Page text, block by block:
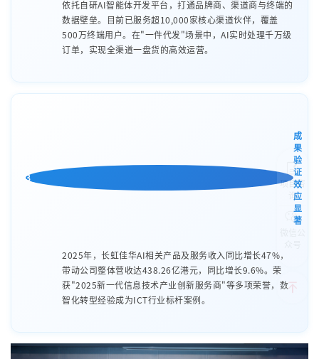
依托自研AI智能体开发平台，打通品牌商、渠道商与终端的
数据壁垒。目前已服务超10,000家核心渠道伙伴，覆盖
500万终端用户。在"一件代发"场景中，AI实时处理千万级
订单，实现全渠道一盘货的高效运营。
3
成
果
验
证
效
应
显
著
2025年，长虹佳华AI相关产品及服务收入同比增长47%，
带动公司整体营收达438.26亿港元，同比增长9.6%。荣
获"2025新一代信息技术产业创新服务商"等多项荣誉，数
智化转型经验成为ICT行业标杆案例。
项目咨
询